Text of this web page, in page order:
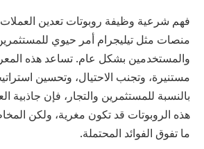
فهم شرعية وظيفة روبوتات تعدين
منصات مثل تيليجرام أمر حيوي للمستثمرين
والمستخدمين بشكل عام. تساعد هذه
مستنيرة، وتجنب الاحتيال، وتحسين
بالنسبة للمستثمرين والتجار، فإن جاذبية
هذه الروبوتات قد تكون مغرية، ولكن
ما تفوق الفوائد المحتملة.